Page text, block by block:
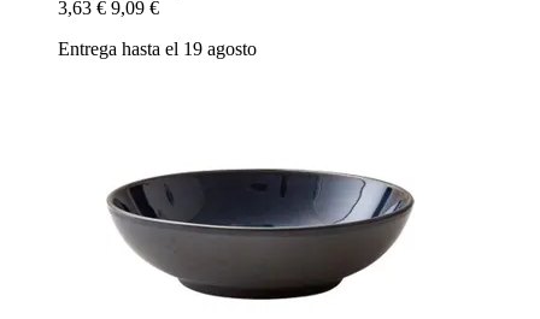
3,63 € 9,09 €
Entrega hasta el 19 agosto